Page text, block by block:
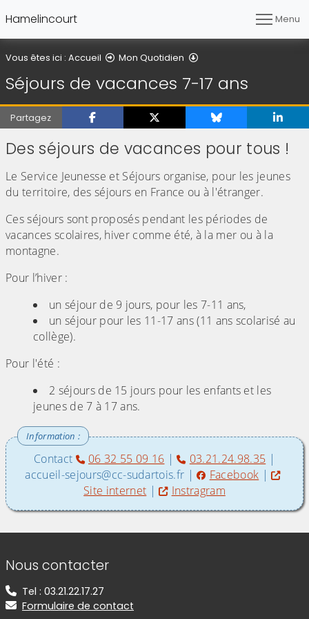
Hamelincourt Menu
Vous êtes ici : Accueil Mon Quotidien
Séjours de vacances 7-17 ans
Partagez
Des séjours de vacances pour tous !
Le Service Jeunesse et Séjours organise, pour les jeunes
du territoire, des séjours en France ou à l'étranger.
Ces séjours sont proposés pendant les périodes de
vacances scolaires, hiver comme été, à la mer ou à la
montagne.
Pour l’hiver :
un séjour de 9 jours, pour les 7-11 ans,
un séjour pour les 11-17 ans (11 ans scolarisé au
collège).
Pour l'été :
2 séjours de 15 jours pour les enfants et les
jeunes de 7 à 17 ans.
Contact 06 32 55 09 16 | 03.21.24.98.35 |
accueil-sejours@cc-sudartois.fr |
Facebook |
Site internet | Instragram
Informations de contact
Nous contacter
Tel : 03.21.22.17.27
Formulaire de contact